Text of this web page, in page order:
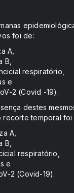
foi de:
A,
B,
respiratório,
e
2 (Covid -19).
destes
recorte temporal foi
A,
B,
respiratório,
e
2 (Covid-19).